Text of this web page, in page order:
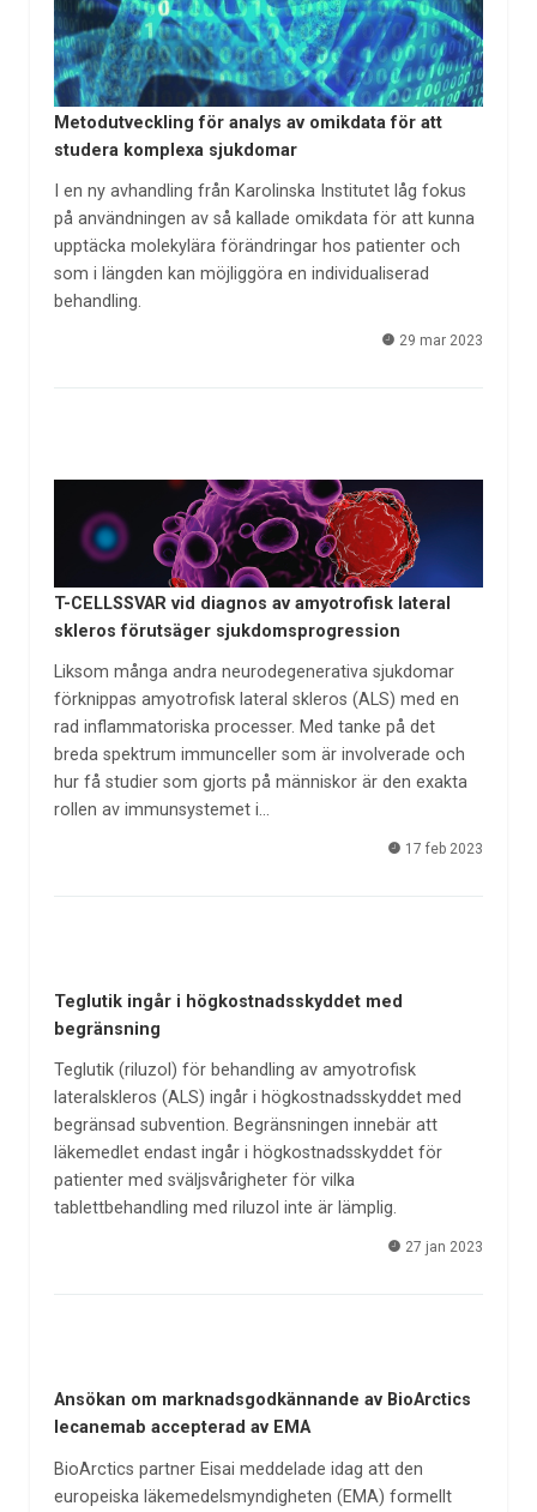
Metodutveckling för analys av omikdata för att
studera komplexa sjukdomar
I en ny avhandling från Karolinska Institutet låg fokus
på användningen av så kallade omikdata för att kunna
upptäcka molekylära förändringar hos patienter och
som i längden kan möjliggöra en individualiserad
behandling.
29 mar 2023
T-CELLSSVAR vid diagnos av amyotrofisk lateral
skleros förutsäger sjukdomsprogression
Liksom många andra neurodegenerativa sjukdomar
förknippas amyotrofisk lateral skleros (ALS) med en
rad inflammatoriska processer. Med tanke på det
breda spektrum immunceller som är involverade och
hur få studier som gjorts på människor är den exakta
rollen av immunsystemet i…
17 feb 2023
Teglutik ingår i högkostnadsskyddet med
begränsning
Teglutik (riluzol) för behandling av amyotrofisk
lateralskleros (ALS) ingår i högkostnadsskyddet med
begränsad subvention. Begränsningen innebär att
läkemedlet endast ingår i högkostnadsskyddet för
patienter med sväljsvårigheter för vilka
tablettbehandling med riluzol inte är lämplig.
27 jan 2023
Ansökan om marknadsgodkännande av BioArctics
lecanemab accepterad av EMA
BioArctics partner Eisai meddelade idag att den
europeiska läkemedelsmyndigheten (EMA) formellt